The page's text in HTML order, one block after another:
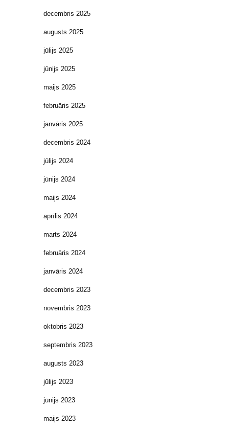
decembris 2025
augusts 2025
jūlijs 2025
jūnijs 2025
maijs 2025
februāris 2025
janvāris 2025
decembris 2024
jūlijs 2024
jūnijs 2024
maijs 2024
aprīlis 2024
marts 2024
februāris 2024
janvāris 2024
decembris 2023
novembris 2023
oktobris 2023
septembris 2023
augusts 2023
jūlijs 2023
jūnijs 2023
maijs 2023